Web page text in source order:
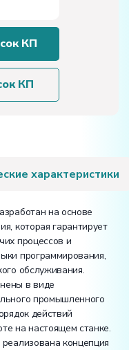
КП
КП
характеристики
на основе
которая гарантирует
процессов и
программирования,
обслуживания.
в виде
промышленного
действий
на настоящем станке.
концепция